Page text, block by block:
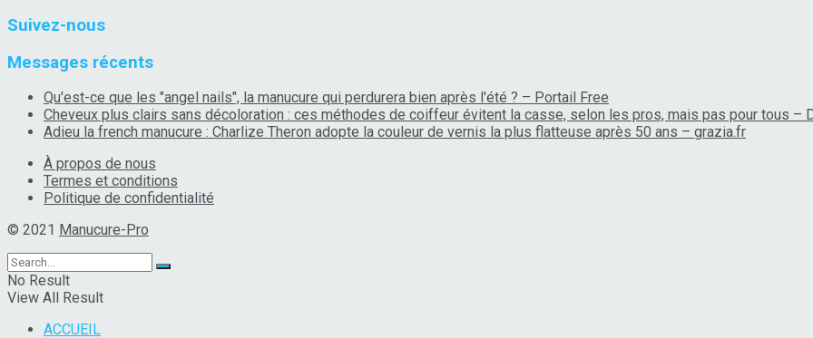
Suivez-nous
Messages récents
Qu'est-ce que les "angel nails", la manucure qui perdurera bien après l'été ? – Portail Free
Cheveux plus clairs sans décoloration : ces méthodes de coiffeur évitent la casse, selon les pros, mais pas pour tous –
Adieu la french manucure : Charlize Theron adopte la couleur de vernis la plus flatteuse après 50 ans – grazia.fr
À propos de nous
Termes et conditions
Politique de confidentialité
© 2021 Manucure-Pro
No Result
View All Result
ACCUEIL